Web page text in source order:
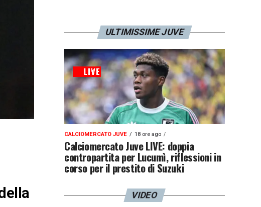
ULTIMISSIME JUVE
CALCIOMERCATO JUVE 18 ore ago
Calciomercato Juve LIVE: doppia
contropartita per Lucumì, riflessioni in
corso per il prestito di Suzuki
VIDEO